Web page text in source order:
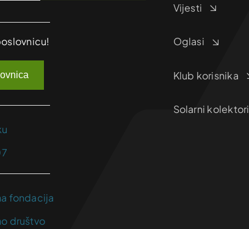
fondacija
društvo
Vijesti
Oglasi
Klub korisnika
Solarni kolektori